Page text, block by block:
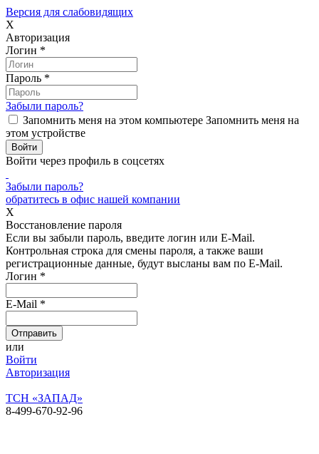
Версия для слабовидящих
X
Авторизация
Логин *
Пароль *
Забыли пароль?
Запомнить меня на этом компьютере Запомнить меня на
этом устройстве
Войти через профиль в соцсетях
Забыли пароль?
обратитесь в офис нашей компании
X
Восстановление пароля
Если вы забыли пароль, введите логин или E-Mail.
Контрольная строка для смены пароля, а также ваши
регистрационные данные, будут высланы вам по E-Mail.
Логин *
E-Mail *
или
Войти
Авторизация
ТСН «ЗАПАД»
8-499-670-92-96